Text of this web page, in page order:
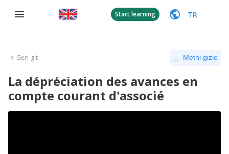
Start learning TR
Geri git Metni gizle
La dépréciation des avances en
compte courant d'associé